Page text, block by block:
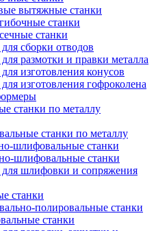
вытяжные станки
станки
станки
сборки отводов
размотки и правки металла
изготовления конусов
изготовления гофроколена
станки по металлу
станки по металлу
шлифовальные станки
шлифовальные станки
шлифовки и сопряжения
станки
полировальные станки
станки